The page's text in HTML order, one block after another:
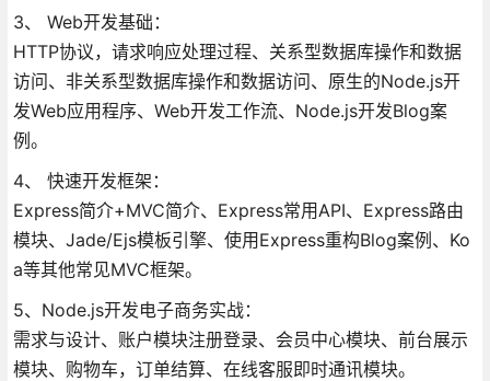
3、 Web开发基础：
HTTP协议，请求响应处理过程、关系型数据库操作和数据
访问、非关系型数据库操作和数据访问、原生的Node.js开
发Web应用程序、Web开发工作流、Node.js开发Blog案
例。
4、 快速开发框架：
Express简介+MVC简介、Express常用API、Express路由
模块、Jade/Ejs模板引擎、使用Express重构Blog案例、Ko
a等其他常见MVC框架。
5、Node.js开发电子商务实战：
需求与设计、账户模块注册登录、会员中心模块、前台展示
模块、购物车，订单结算、在线客服即时通讯模块。